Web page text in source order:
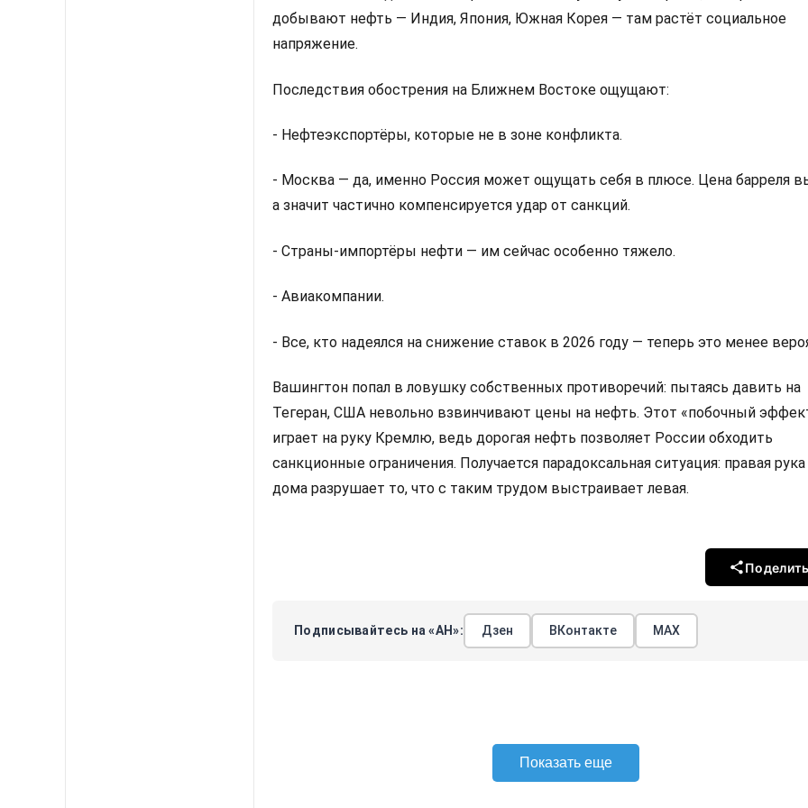
добывают нефть — Индия, Япония, Южная Корея — там растёт социальное
напряжение.
Последствия обострения на Ближнем Востоке ощущают:
- Нефтеэкспортёры, которые не в зоне конфликта.
- Москва — да, именно Россия может ощущать себя в плюсе. Цена барреля
а значит частично компенсируется удар от санкций.
- Страны-импортёры нефти — им сейчас особенно тяжело.
- Авиакомпании.
- Все, кто надеялся на снижение ставок в 2026 году — теперь это менее
Вашингтон попал в ловушку собственных противоречий: пытаясь давить на
Тегеран, США невольно взвинчивают цены на нефть. Этот «побочный
играет на руку Кремлю, ведь дорогая нефть позволяет России обходить
санкционные ограничения. Получается парадоксальная ситуация: правая
дома разрушает то, что с таким трудом выстраивает левая.
Подписывайтесь на «АН»: Дзен ВКонтакте МАХ
Показать еще